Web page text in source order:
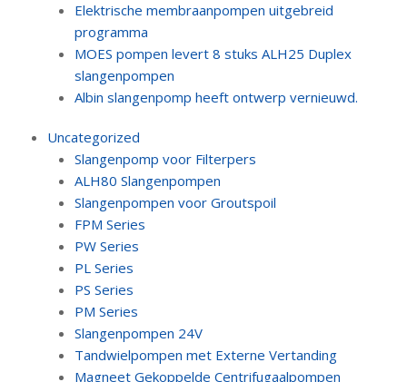
Elektrische membraanpompen uitgebreid
programma
MOES pompen levert 8 stuks ALH25 Duplex
slangenpompen
Albin slangenpomp heeft ontwerp vernieuwd.
Uncategorized
Slangenpomp voor Filterpers
ALH80 Slangenpompen
Slangenpompen voor Groutspoil
FPM Series
PW Series
PL Series
PS Series
PM Series
Slangenpompen 24V
Tandwielpompen met Externe Vertanding
Magneet Gekoppelde Centrifugaalpompen